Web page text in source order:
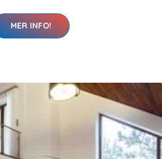
MER INFO!